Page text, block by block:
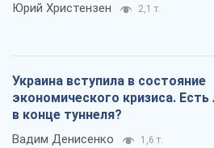
Юрий Христензен 2,1 т.
Украина вступила в состояние
экономического кризиса. Есть
в конце туннеля?
Вадим Денисенко 1,6 т.